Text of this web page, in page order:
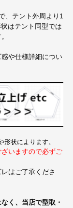
、テント外周より1
はテント同型では
や仕様詳細につい
状によります。
いますので必ずご
はご了承くださ
く、当店で型取・